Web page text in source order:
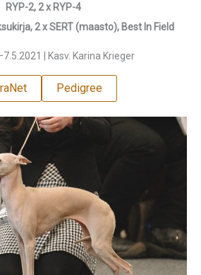
RYP-2, 2 x RYP-4
2 x SERT (maasto), Best In Field
| Kasv. Karina Krieger
Pedigree